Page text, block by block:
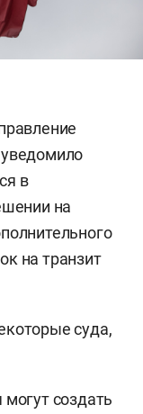
в
на
на транзит
суда,
создать